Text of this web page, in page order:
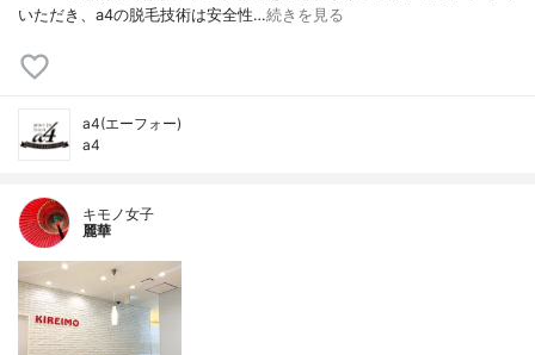
いただき、a4の脱毛技術は安全性…続きを見る
a4(エーフォー)
a4
キモノ女子
麗華